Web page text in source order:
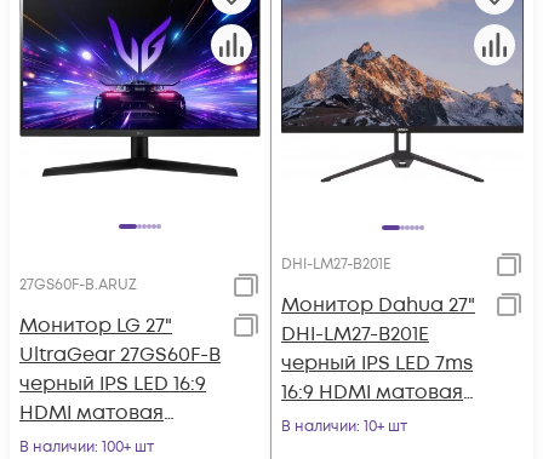
27GS60F-B.ARUZ
Монитор LG 27"
UltraGear 27GS60F-B
черный IPS LED 16:9
HDMI матовая
300cd 178гр/178гр
В наличии: 100+ шт
DHI-LM27-B201E
Монитор Dahua 27"
DHI-LM27-B201E
черный IPS LED 7ms
16:9 HDMI матовая
1000:1 300cd
В наличии: 10+ шт